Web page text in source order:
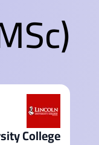
College